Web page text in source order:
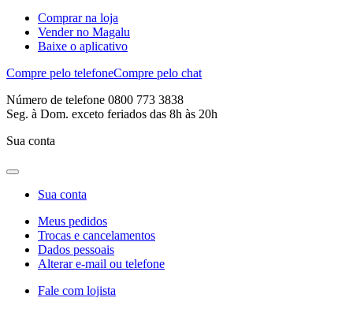
Comprar na loja
Vender no Magalu
Baixe o aplicativo
Compre pelo telefoneCompre pelo chat
Número de telefone 0800 773 3838
Seg. à Dom. exceto feriados das 8h às 20h
Sua conta
Sua conta
Meus pedidos
Trocas e cancelamentos
Dados pessoais
Alterar e-mail ou telefone
Fale com lojista